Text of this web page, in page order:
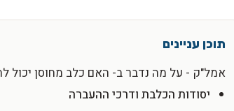
אמל"ק - על מה נדבר ב- האם כלב מחוסן יכול
יסודות הכלבת ודרכי ההעברה